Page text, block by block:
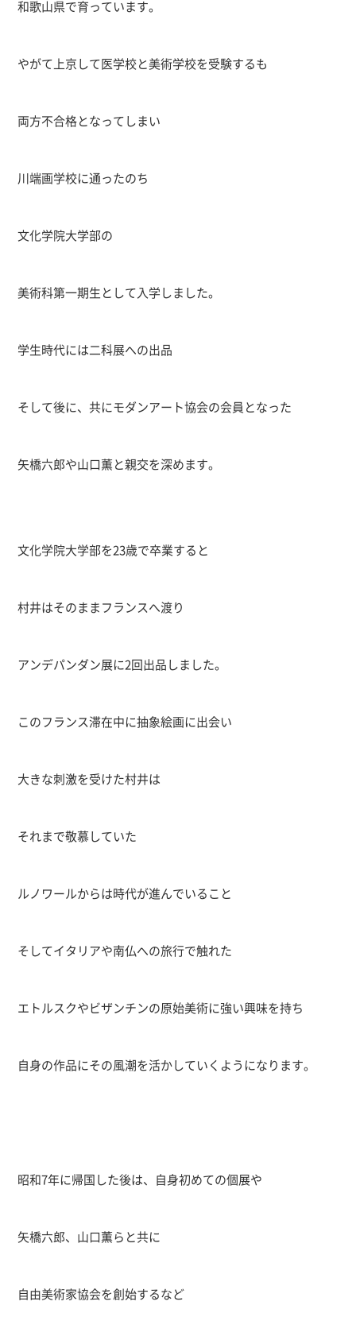
和歌山県で育っています。
やがて上京して医学校と美術学校を受験するも
両方不合格となってしまい
川端画学校に通ったのち
文化学院大学部の
美術科第一期生として入学しました。
学生時代には二科展への出品
そして後に、共にモダンアート協会の会員となった
矢橋六郎や山口薫と親交を深めます。
文化学院大学部を23歳で卒業すると
村井はそのままフランスへ渡り
アンデパンダン展に2回出品しました。
このフランス滞在中に抽象絵画に出会い
大きな刺激を受けた村井は
それまで敬慕していた
ルノワールからは時代が進んでいること
そしてイタリアや南仏への旅行で触れた
エトルスクやビザンチンの原始美術に強い興味を持ち
自身の作品にその風潮を活かしていくようになります。
昭和7年に帰国した後は、自身初めての個展や
矢橋六郎、山口薫らと共に
自由美術家協会を創始するなど